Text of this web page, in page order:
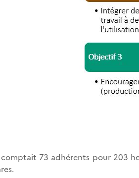
comptait 73 adhérents pour 203